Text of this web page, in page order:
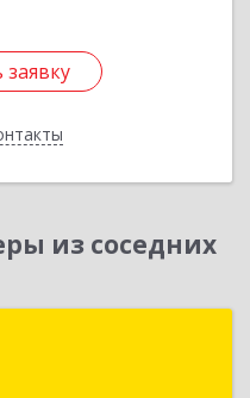
из соседних